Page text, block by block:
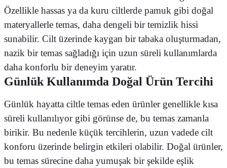
Özellikle hassas ya da kuru ciltlerde pamuk gibi doğal
materyallerle temas, daha dengeli bir temizlik hissi
sunabilir. Cilt üzerinde kaygan bir tabaka oluşturmadan,
nazik bir temas sağladığı için uzun süreli kullanımlarda
daha konforlu bir deneyim yaratır.
Günlük Kullanımda Doğal Ürün Tercihi
Günlük hayatta ciltle temas eden ürünler genellikle kısa
süreli kullanılıyor gibi görünse de, bu temas zamanla
birikir. Bu nedenle küçük tercihlerin, uzun vadede cilt
konforu üzerinde belirgin etkileri olabilir. Doğal ürünler,
bu temas sürecine daha yumuşak bir şekilde eşlik